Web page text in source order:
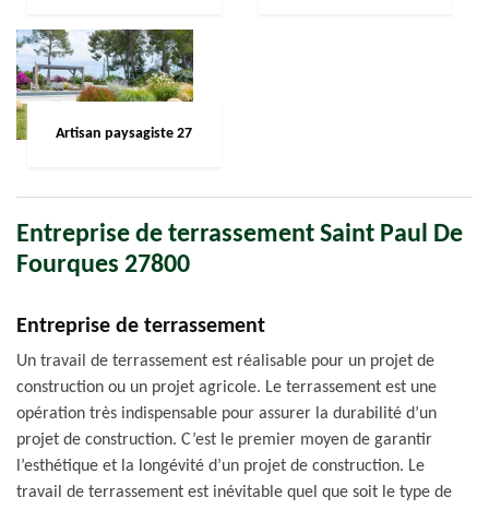
Artisan paysagiste 27
Entreprise de terrassement Saint Paul De
Fourques 27800
Entreprise de terrassement
Un travail de terrassement est réalisable pour un projet de
construction ou un projet agricole. Le terrassement est une
opération très indispensable pour assurer la durabilité d’un
projet de construction. C’est le premier moyen de garantir
l’esthétique et la longévité d’un projet de construction. Le
travail de terrassement est inévitable quel que soit le type de